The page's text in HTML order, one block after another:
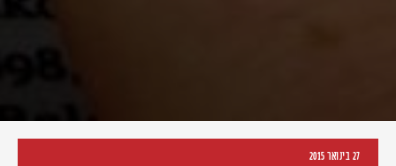
27 בינואר 2015